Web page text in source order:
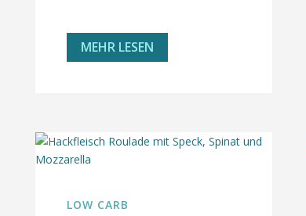
MEHR LESEN
LOW CARB